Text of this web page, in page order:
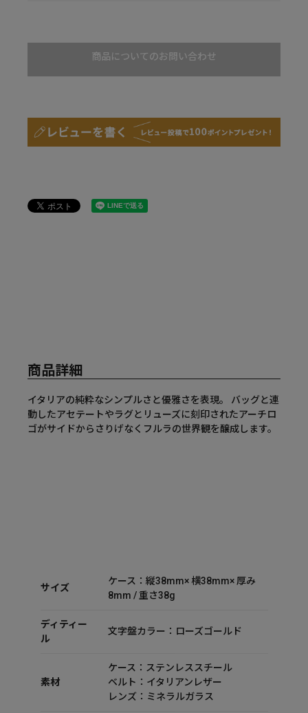
商品についてのお問い合わせ
商品詳細
イタリアの純粋なシンプルさと優雅さを表現。 バッグと連
動したアセテートやラグとリューズに刻印されたアーチロ
ゴがサイドからさりげなくフルラの世界観を醸成します。
サイズ
ケース：縦38mm× 横38mm× 厚み
8mm / 重さ38g
ディティー
ル
文字盤カラー：ローズゴールド
素材
ケース：ステンレススチール
ベルト：イタリアンレザー
レンズ：ミネラルガラス